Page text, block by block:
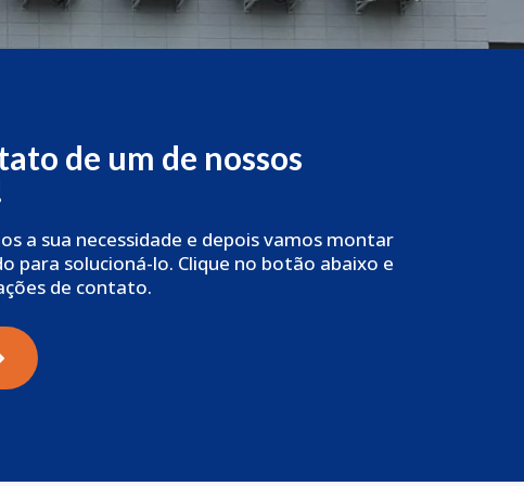
de um de nossos
a sua necessidade e depois vamos montar
para solucioná-lo. Clique no botão abaixo e
de contato.